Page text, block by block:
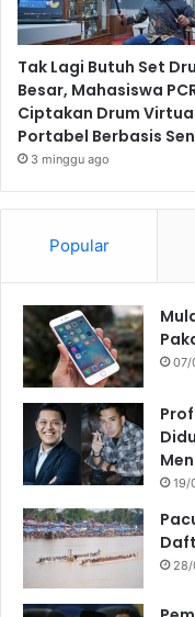
Tak Lagi Butuh Set
Besar, Mahasiswa
Ciptakan Drum
Portabel Berbasis
3 minggu ago
Popular
07/
19/